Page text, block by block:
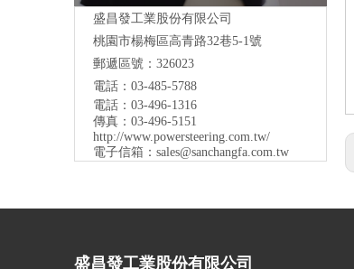
盛昌發工業股份有限公司
桃園市楊梅區高青路32巷5-1號
郵遞區號：326023
電話：03-485-5788
電話：03-496-1316
傳真：03-496-5151
http://www.powersteering.com.tw/
電子信箱： sales@sanchangfa.com.tw
盛昌發工業股份有限公司